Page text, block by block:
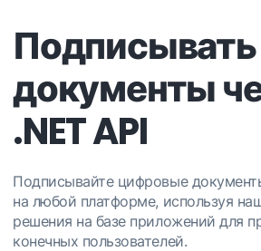
Подписывать
документы
.NET API
Подписывайте цифровые
на любой платформе, используя
решения на базе приложений для
конечных пользователей.